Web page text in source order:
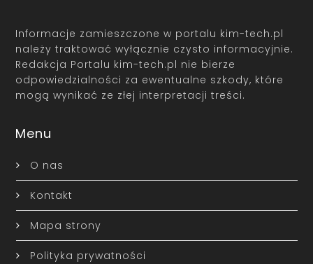
Informacje zamieszczone w portalu kim-tech.pl
należy traktować wyłącznie czysto informacyjnie.
Redakcja Portalu kim-tech.pl nie bierze
odpowiedzialności za ewentualne szkody, które
mogą wynikać ze złej interpretacji treści.
Menu
O nas
Kontakt
Mapa strony
Polityka prywatności